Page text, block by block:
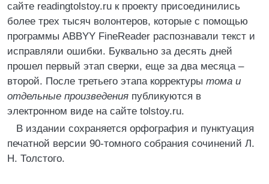
сайте readingtolstoy.ru к проекту присоединились
более трех тысяч волонтеров, которые с помощью
программы ABBYY FineReader распознавали текст и
исправляли ошибки. Буквально за десять дней
прошел первый этап сверки, еще за два месяца –
второй. После третьего этапа корректуры тома и
отдельные произведения публикуются в
электронном виде на сайте tolstoy.ru.
В издании сохраняется орфография и пунктуация
печатной версии 90-томного собрания сочинений Л.
Н. Толстого.